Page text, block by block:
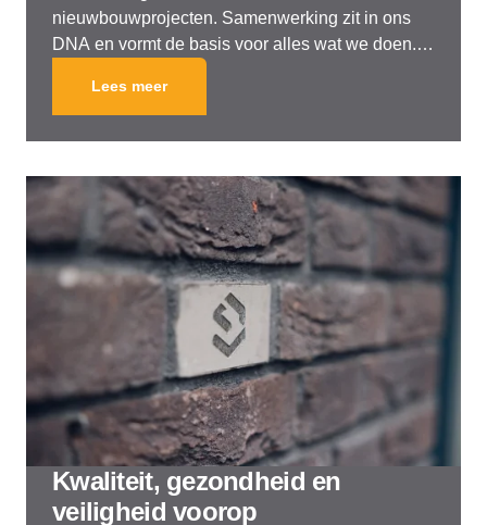
nieuwbouwprojecten. Samenwerking zit in ons
DNA en vormt de basis voor alles wat we doen.
corporaties, beleggers, andere ontwikkelaars en
gezonde en toekomstbestendige branche.
Samenwerken, ontwikkelen en bouwen zijn de
kern van ons werk.
Lees meer
Kwaliteit, gezondheid en
veiligheid voorop